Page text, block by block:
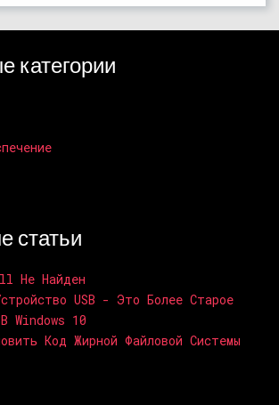
категории
статьи
Не Найден
USB - Это Более Старое
Windows 10
Код Жирной Файловой Системы